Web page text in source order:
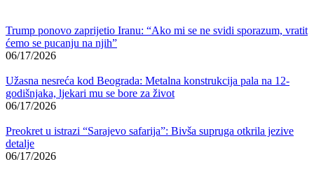
Trump ponovo zaprijetio Iranu: “Ako mi se ne svidi sporazum, vratit
ćemo se pucanju na njih”
06/17/2026
Užasna nesreća kod Beograda: Metalna konstrukcija pala na 12-
godišnjaka, ljekari mu se bore za život
06/17/2026
Preokret u istrazi “Sarajevo safarija”: Bivša supruga otkrila jezive
detalje
06/17/2026